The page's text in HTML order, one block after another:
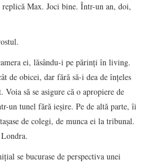
Max. Joci bine. Într-un an, doi,
ei, lăsându-i pe părinţi în living.
de obicei, dar fără să-i dea de înţeles
Voia să se asigure că o apropiere de
un tunel fără ieşire. Pe de altă parte, îi
de colegi, de munca ei la tribunal.
se bucurase de perspectiva unei